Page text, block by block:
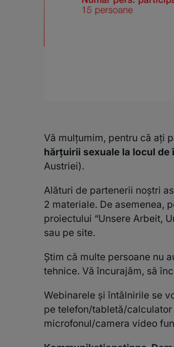
Vă mulțumim, pentru că ați
hărțuirii sexuale la locul de
Austriei).
Alături de partenerii noștri
2 materiale. De asemenea,
proiectului “Unsere Arbeit,
sau pe site.
Știm că multe persoane nu
tehnice. Vă încurajăm, să
Webinarele și întâlnirile se
pe telefon/tabletă/
microfonul/camera video